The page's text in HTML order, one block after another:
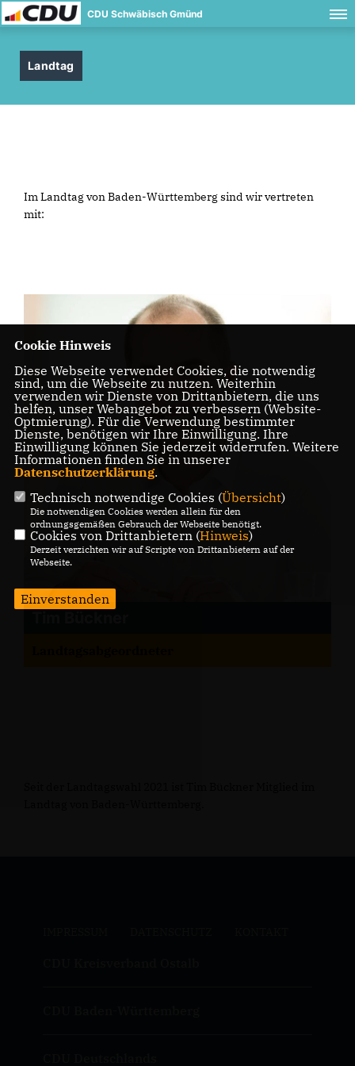
CDU Schwäbisch Gmünd
Landtag
Im Landtag von Baden-Württemberg sind wir vertreten
mit:
Cookie Hinweis
Diese Webseite verwendet Cookies, die notwendig
sind, um die Webseite zu nutzen. Weiterhin
verwenden wir Dienste von Drittanbietern, die uns
helfen, unser Webangebot zu verbessern (Website-
Optmierung). Für die Verwendung bestimmter
Dienste, benötigen wir Ihre Einwilligung. Ihre
Einwilligung können Sie jederzeit widerrufen. Weitere
Informationen finden Sie in unserer
Datenschutzerklärung.
Technisch notwendige Cookies (Übersicht)
Die notwendigen Cookies werden allein für den
ordnungsgemäßen Gebrauch der Webseite benötigt.
Cookies von Drittanbietern (Hinweis)
Derzeit verzichten wir auf Scripte von Drittanbietern auf der
Webseite.
Einverstanden